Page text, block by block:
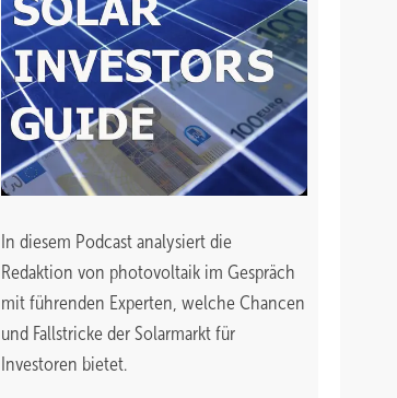
In diesem Podcast analysiert die
Redaktion von photovoltaik im Gespräch
mit führenden Experten, welche Chancen
und Fallstricke der Solarmarkt für
Investoren bietet.